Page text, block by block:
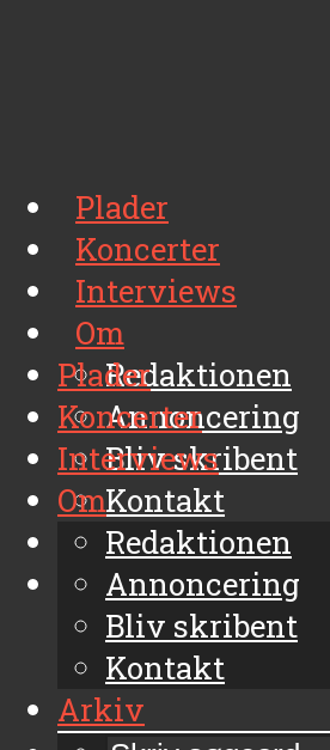
Plader
Koncerter
Interviews
Om
Redaktionen
Annoncering
Bliv skribent
Kontakt
Arkiv
Plader
Koncerter
Interviews
Om
Redaktionen
Annoncering
Bliv skribent
Kontakt
Arkiv